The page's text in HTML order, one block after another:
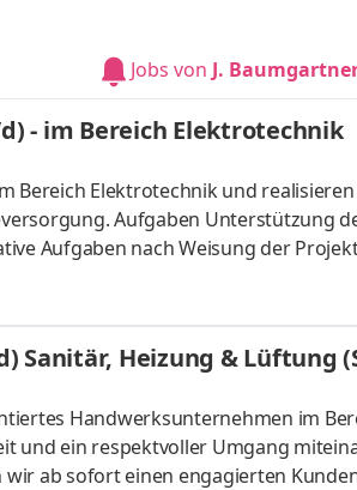
Jobs von J.
- im Bereich Elektrotechnik
Bereich Elektrotechnik und
Aufgaben Unterstützung
Aufgaben nach Weisung der
von Korrespondenz
und internen Abteilungen Profil Sie
Qualifikation, idealerweise
Vorteil Sie sind sicher im Umgang
Heizung & Lüftung
Handwerksunternehmen im
und ein respektvoller Umgang
wir ab sofort einen engagierten